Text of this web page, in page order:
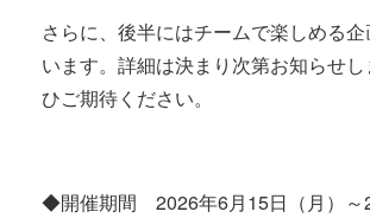
さらに、後半にはチームで楽しめる
います。詳細は決まり次第お知らせ
ひご期待ください。
◆開催期間 2026年6月15日（月）～